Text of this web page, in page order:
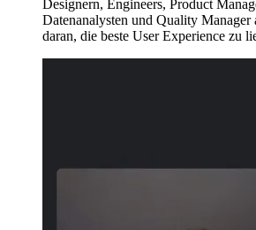
Designern, Engineers, Product
Datenanalysten und Quality Manager
daran, die beste User Experience zu